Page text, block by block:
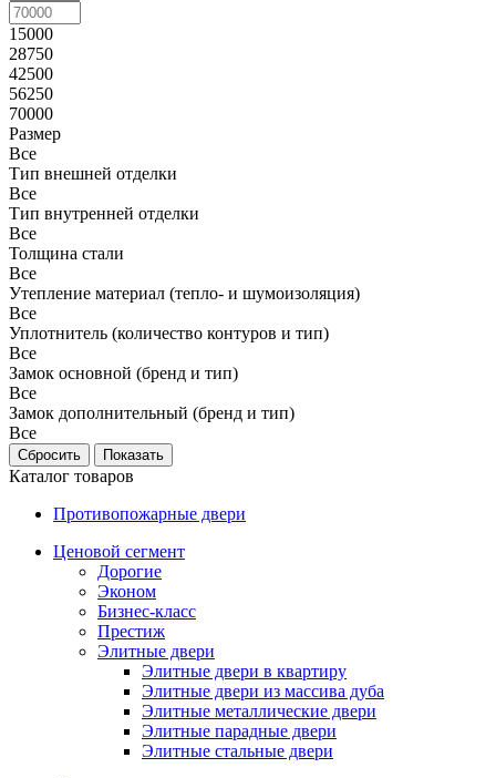
15000
28750
42500
56250
70000
Размер
Все
Тип внешней отделки
Все
Тип внутренней отделки
Все
Толщина стали
Все
Утепление материал (тепло- и шумоизоляция)
Все
Уплотнитель (количество контуров и тип)
Все
Замок основной (бренд и тип)
Все
Замок дополнительный (бренд и тип)
Все
Каталог товаров
Противопожарные двери
Ценовой сегмент
Дорогие
Эконом
Бизнес-класс
Престиж
Элитные двери
Элитные двери в квартиру
Элитные двери из массива дуба
Элитные металлические двери
Элитные парадные двери
Элитные стальные двери